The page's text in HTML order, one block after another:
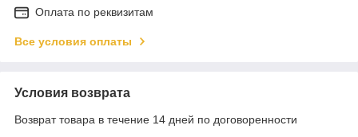
Оплата по реквизитам
Все условия оплаты
Условия возврата
Возврат товара в течение 14 дней по договоренности